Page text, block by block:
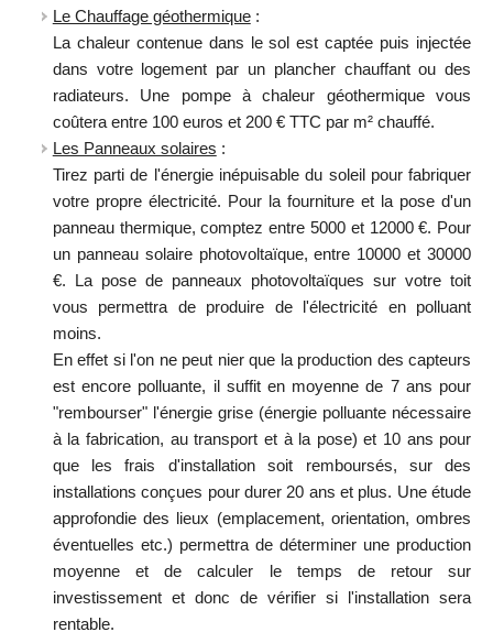
Le Chauffage géothermique:
La chaleur contenue dans le sol est captée puis injectée
dans votre logement par un plancher chauffant ou des
radiateurs. Une pompe à chaleur géothermique vous
coûtera entre 100 euros et 200 € TTC par m² chauffé.
Les Panneaux solaires :
Tirez parti de l'énergie inépuisable du soleil pour fabriquer
votre propre électricité. Pour la fourniture et la pose d'un
panneau thermique, comptez entre 5000 et 12000 €. Pour
un panneau solaire photovoltaïque, entre 10000 et 30000
€. La pose de panneaux photovoltaïques sur votre toit
vous permettra de produire de l'électricité en polluant
moins.
En effet si l'on ne peut nier que la production des capteurs
est encore polluante, il suffit en moyenne de 7 ans pour
"rembourser" l'énergie grise (énergie polluante nécessaire
à la fabrication, au transport et à la pose) et 10 ans pour
que les frais d'installation soit remboursés, sur des
installations conçues pour durer 20 ans et plus. Une étude
approfondie des lieux (emplacement, orientation, ombres
éventuelles etc.) permettra de déterminer une production
moyenne et de calculer le temps de retour sur
investissement et donc de vérifier si l'installation sera
rentable.